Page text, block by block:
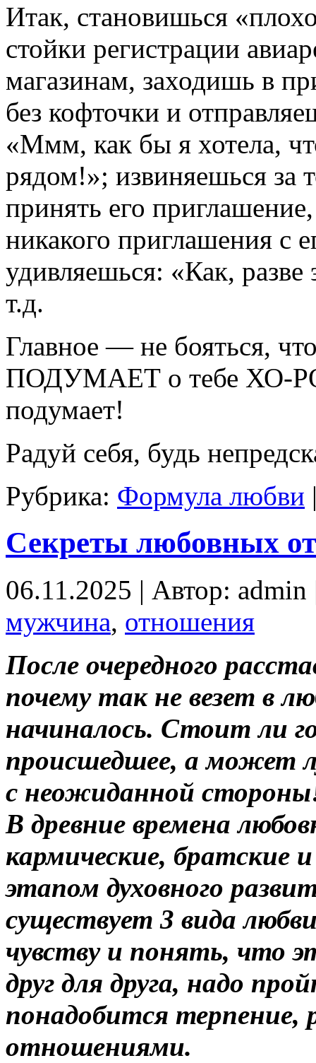
Итак, становишься
стойки регистрации
магазинам, заходишь в
без кофточки и
«Ммм, как бы я хотела,
рядом!»; извиняешься за
принять его приглашение,
никакого приглашения с
удивляешься: «Как,
т.д.
Главное — не бояться,
ПОДУМАЕТ о тебе ХО-
подумает!
Радуй себя, будь
Рубрика: Формула любви
Секреты любовных
06.11.2025 | Автор:
мужчина, отношения
После очередного
почему так не везет в
начиналось. Стоит ли
происшедшее, а может
с неожиданной
В древние времена
кармические, братские
этапом духовного
существует 3 вида
чувству и понять, что
друг для друга, надо
понадобится терпение,
отношениями.